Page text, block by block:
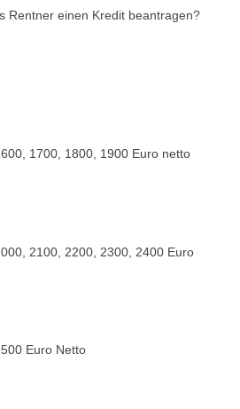
Rentner einen Kredit beantragen?
1700, 1800, 1900 Euro netto
2100, 2200, 2300, 2400 Euro
Euro Netto